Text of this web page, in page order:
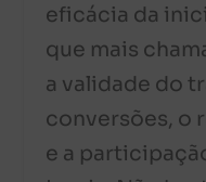
eficácia da
que mais
a validade do
conversões, o
e a